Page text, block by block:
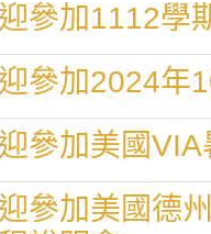
參加1112學
參加2024年
參加美國
參加美國德